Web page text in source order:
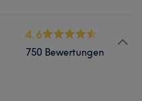
4.6
750 Bewertungen